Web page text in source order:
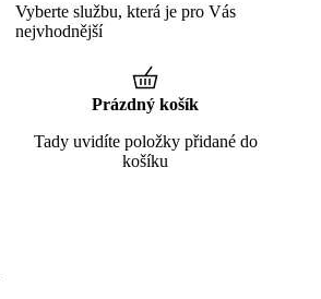
Vyberte službu, která je pro Vás
nejvhodnější
Prázdný košík
Tady uvidíte položky přidané do
košíku